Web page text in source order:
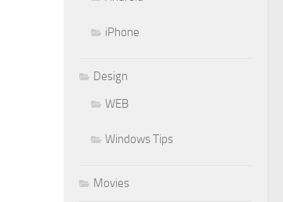
iPhone
Design
WEB
Windows Tips
Movies